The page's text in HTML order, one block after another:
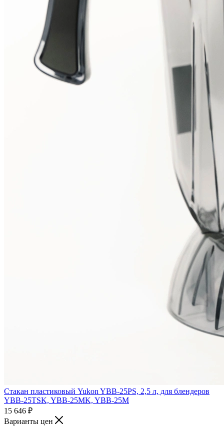
Стакан пластиковый Yukon YBB-25PS, 2,5 л, для блендеров
YBB-25TSK, YBB-25MK, YBB-25M
15 646 ₽
Варианты цен